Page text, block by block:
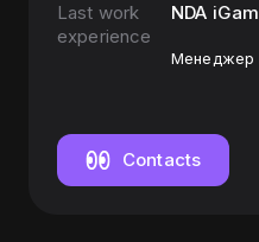
Last work
experience
NDA
Менеджер
Уровень
Contacts